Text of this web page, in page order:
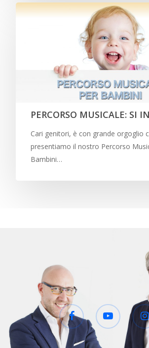
PERCORSO MUSICALE: SI
Cari genitori, è con grande orgoglio
presentiamo il nostro Percorso
Bambini…